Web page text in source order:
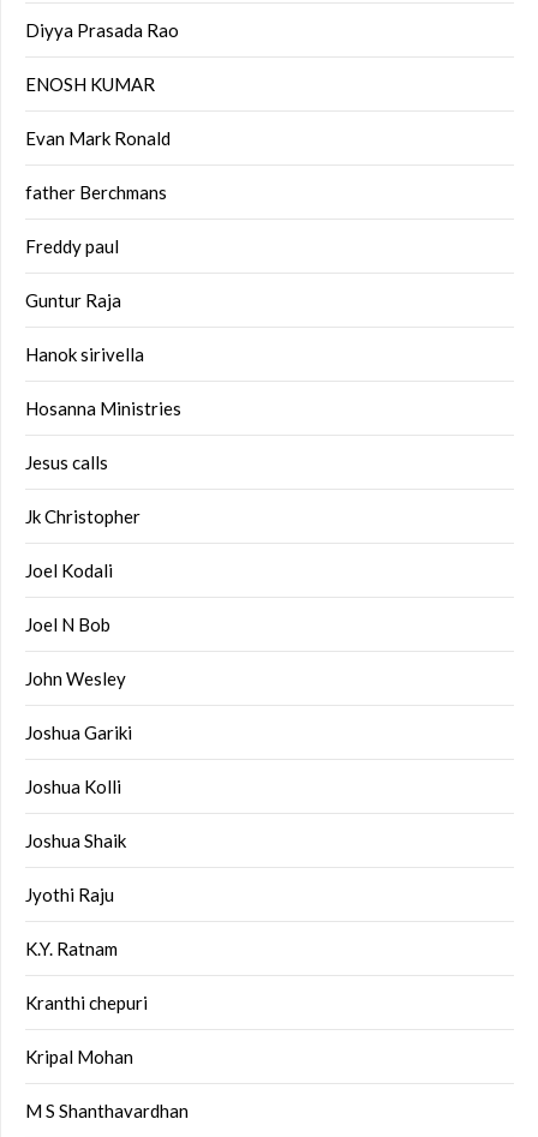
Diyya Prasada Rao
ENOSH KUMAR
Evan Mark Ronald
father Berchmans
Freddy paul
Guntur Raja
Hanok sirivella
Hosanna Ministries
Jesus calls
Jk Christopher
Joel Kodali
Joel N Bob
John Wesley
Joshua Gariki
Joshua Kolli
Joshua Shaik
Jyothi Raju
K.Y. Ratnam
Kranthi chepuri
Kripal Mohan
M S Shanthavardhan